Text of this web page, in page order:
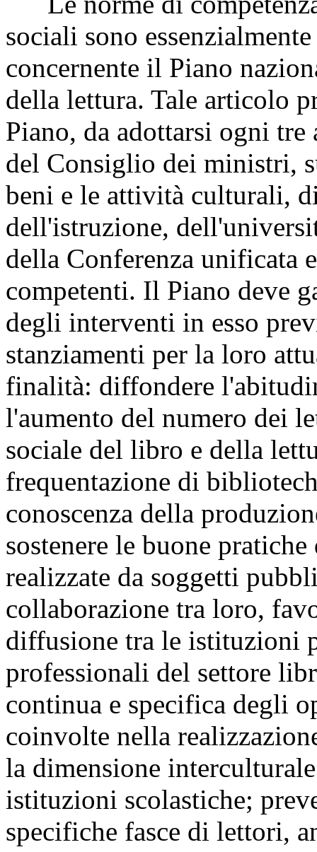
sociali sono
concernente il Piano
della lettura. Tale articolo
Piano, da adottarsi ogni tre
del Consiglio dei ministri,
beni e le attività culturali,
dell'istruzione,
della Conferenza unificata
competenti. Il Piano deve
degli interventi in esso
stanziamenti per la loro
finalità: diffondere
l'aumento del numero dei
sociale del libro e della
frequentazione di
conoscenza della
sostenere le buone
realizzate da soggetti
collaborazione tra loro,
diffusione tra le istituzioni
professionali del settore
continua e specifica degli
coinvolte nella
la dimensione
istituzioni scolastiche;
specifiche fasce di lettori,